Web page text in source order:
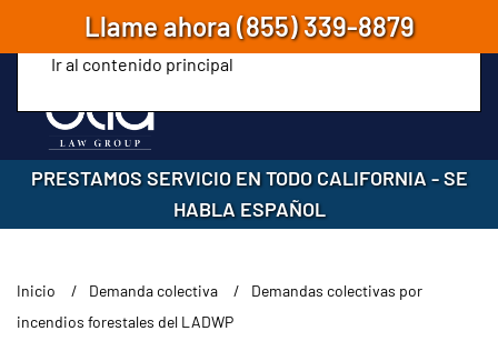
Ir al contenido principal
Llame ahora(855) 339-8879
PRESTAMOS SERVICIO EN TODO CALIFORNIA-SE
HABLA ESPAÑOL
Inicio Demanda colectiva
Demandas colectivas por
incendios forestales del LADWP